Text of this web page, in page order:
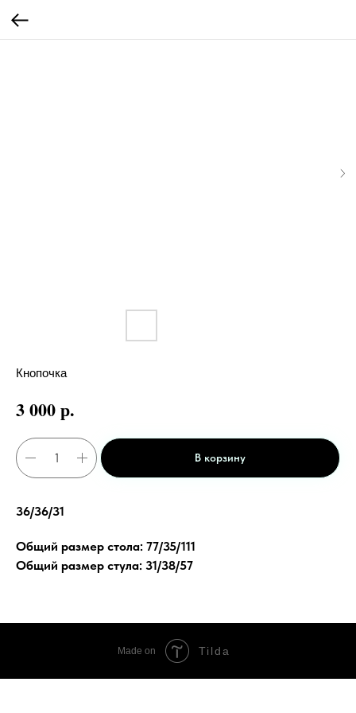
Кнопочка
3 000р.
В корзину
36/36/31
Общий размер стола: 77/35/111
Общий размер стула: 31/38/57
Made on Tilda